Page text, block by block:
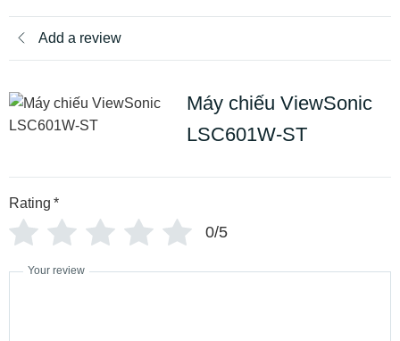
Add a review
Máy chiếu ViewSonic
LSC601W-ST
Rating *
0/5
Your review